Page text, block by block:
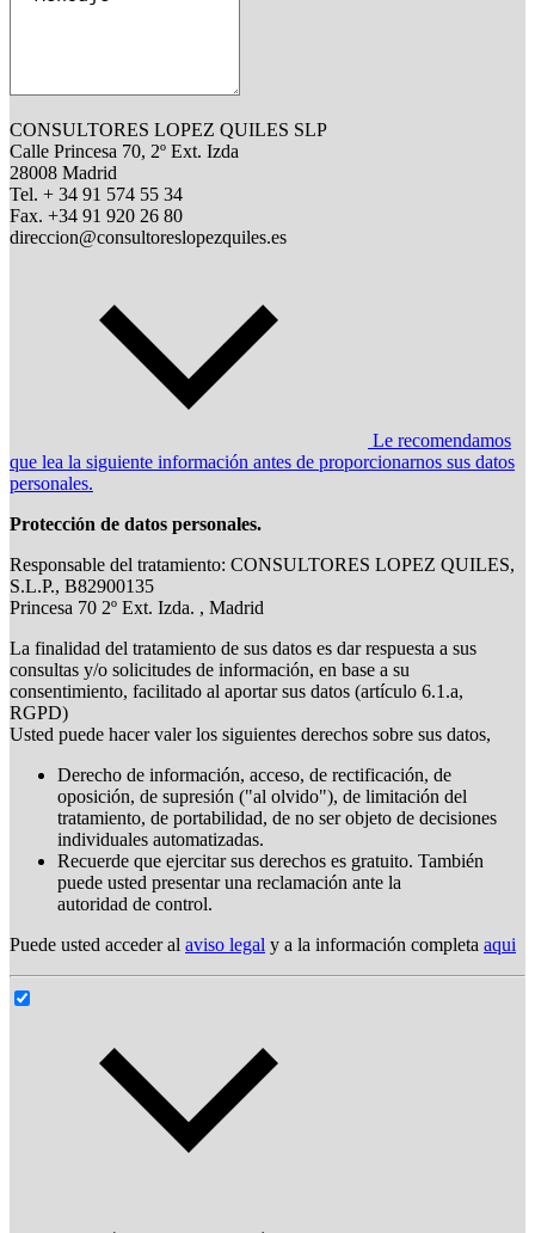
CONSULTORES LOPEZ QUILES SLP
Calle Princesa 70, 2º Ext. Izda
28008 Madrid
Tel. + 34 91 574 55 34
Fax. +34 91 920 26 80
direccion@consultoreslopezquiles.es
Le recomendamos
que lea la siguiente información antes de proporcionarnos sus datos
personales.
Protección de datos personales.
Responsable del tratamiento: CONSULTORES LOPEZ QUILES,
S.L.P., B82900135
Princesa 70 2º Ext. Izda. , Madrid
La finalidad del tratamiento de sus datos es dar respuesta a sus
consultas y/o solicitudes de información, en base a su
consentimiento, facilitado al aportar sus datos (artículo 6.1.a,
RGPD)
Usted puede hacer valer los siguientes derechos sobre sus datos,
Derecho de información, acceso, de rectificación, de
oposición, de supresión ("al olvido"), de limitación del
tratamiento, de portabilidad, de no ser objeto de decisiones
individuales automatizadas.
Recuerde que ejercitar sus derechos es gratuito. También
puede usted presentar una reclamación ante la
autoridad de control.
Puede usted acceder al aviso legal y a la información completa aqui